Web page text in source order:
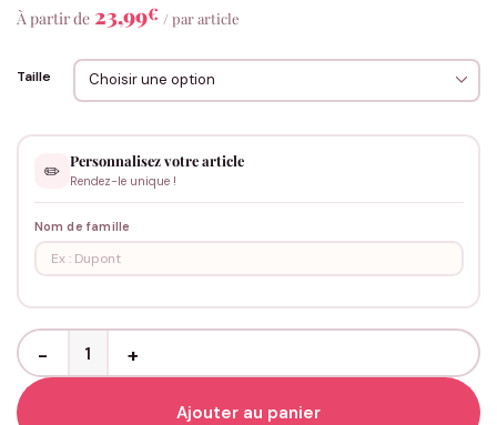
À partir de 23,99€ / par article
Taille
✏️
Personnalisez votre article
Rendez-le unique !
Nom de famille
quantité de Taies d'oreillers couple "Mr & Mme + Nom de famille"
Ajouter au panier